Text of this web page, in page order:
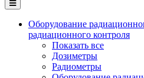
Оборудование
радиационного контроля
Показать все
Дозиметры
Радиометры